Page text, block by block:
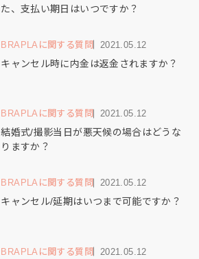
た、支払い期日はいつですか？
BRAPLAに関する質問 2021.05.12
キャンセル時に内金は返金されますか？
BRAPLAに関する質問 2021.05.12
結婚式/撮影当日が悪天候の場合はどうな
りますか？
BRAPLAに関する質問 2021.05.12
キャンセル/延期はいつまで可能ですか？
BRAPLAに関する質問 2021.05.12